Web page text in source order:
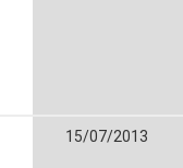
15/07/2013